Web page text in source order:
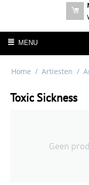
MENU
Home / Artiesten /
Toxic Sickness
Geen